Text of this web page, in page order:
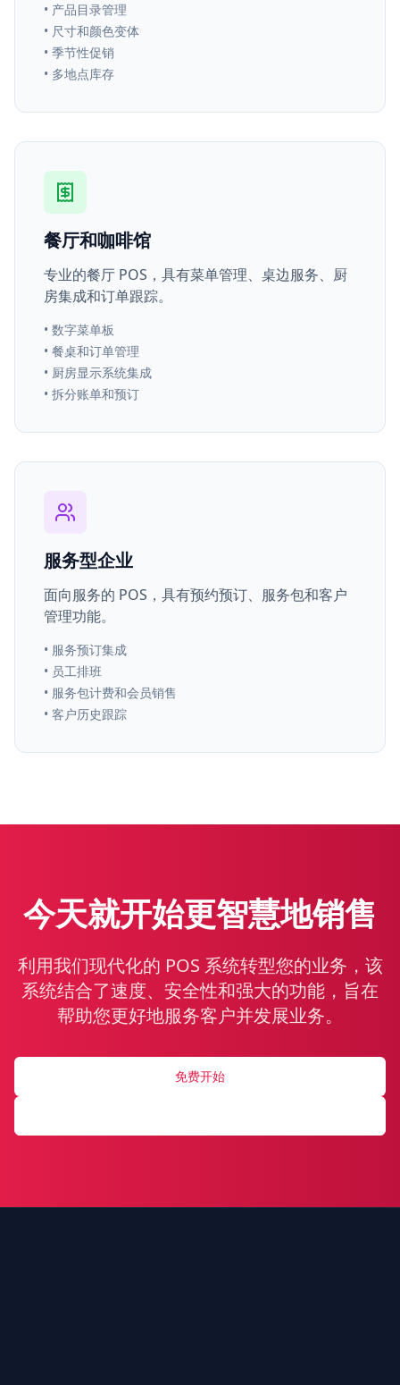
• 产品目录管理
• 尺寸和颜色变体
• 季节性促销
• 多地点库存
餐厅和咖啡馆
专业的餐厅 POS，具有菜单管理、桌边服务、厨
房集成和订单跟踪。
• 数字菜单板
• 餐桌和订单管理
• 厨房显示系统集成
• 拆分账单和预订
服务型企业
面向服务的 POS，具有预约预订、服务包和客户
管理功能。
• 服务预订集成
• 员工排班
• 服务包计费和会员销售
• 客户历史跟踪
今天就开始更智慧地销售
利用我们现代化的 POS 系统转型您的业务，该
系统结合了速度、安全性和强大的功能，旨在
帮助您更好地服务客户并发展业务。
免费开始